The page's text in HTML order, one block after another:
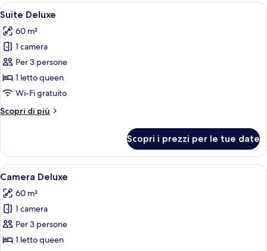
camere
letto
Apri
tutte
le
foto
per
Suite
Deluxe
Un letto a baldacchino con struttura
5
Suite Deluxe
60 m²
1 camera
Per 3 persone
1 letto queen
Wi-Fi gratuito
Scopri di più
Altri
Deluxe
Scopri i prezzi per le tue date
Apri
tutte
le
foto
per
Camera
Un'ampia stanza con pavimento in
6
Camera Deluxe
60 m²
1 camera
Per 3 persone
1 letto queen